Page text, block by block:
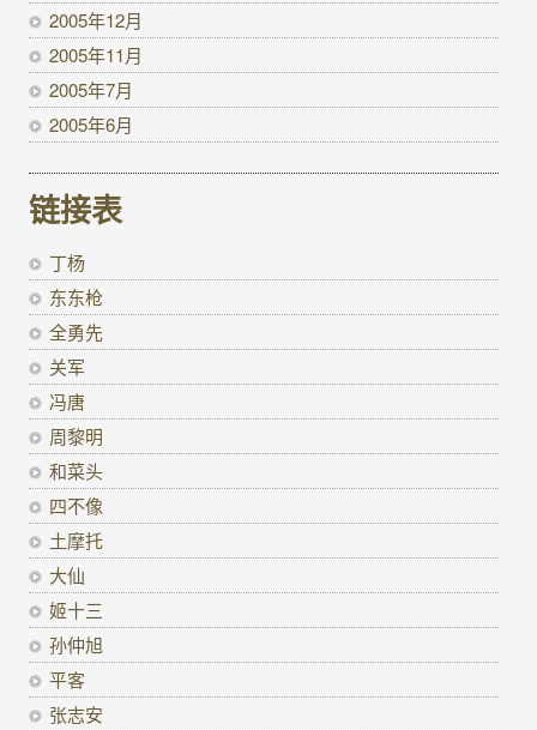
2005年12月
2005年11月
2005年7月
2005年6月
链接表
丁杨
东东枪
全勇先
关军
冯唐
周黎明
和菜头
四不像
土摩托
大仙
姬十三
孙仲旭
平客
张志安